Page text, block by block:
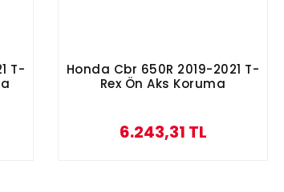
T-
Honda Cbr 650R 2019-2021 T-
Rex Ön Aks Koruma
6.243,31 TL